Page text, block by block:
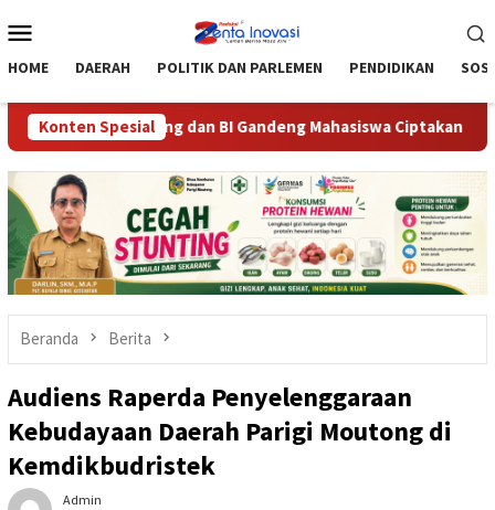
ke
Mobile
HOME DAERAH POLITIK DAN PARLEMEN PENDIDIKAN
Konten Spesial
BRIDA Sulteng dan BI Gandeng Mahasiswa Ciptakan Inovasi
Beranda Berita
Audiens Raperda Penyelenggaraan
Kebudayaan Daerah Parigi Moutong di
Kemdikbudristek
Admin